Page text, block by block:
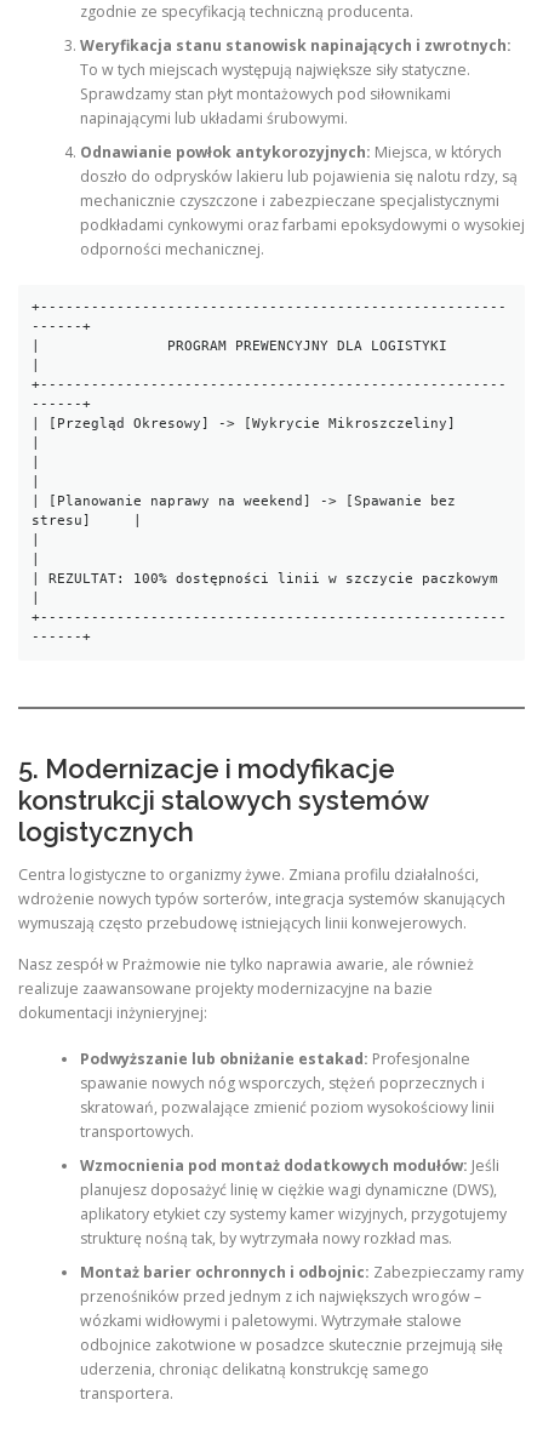
zgodnie ze specyfikacją techniczną producenta.
Weryfikacja stanu stanowisk napinających i zwrotnych:
To w tych miejscach występują największe siły statyczne.
Sprawdzamy stan płyt montażowych pod siłownikami
napinającymi lub układami śrubowymi.
Odnawianie powłok antykorozyjnych: Miejsca, w których
doszło do odprysków lakieru lub pojawienia się nalotu rdzy, są
mechanicznie czyszczone i zabezpieczane specjalistycznymi
podkładami cynkowymi oraz farbami epoksydowymi o wysokiej
odporności mechanicznej.
+-------------------------------------------------------
------+
|               PROGRAM PREWENCYJNY DLA LOGISTYKI
+-------------------------------------------------------
------+
| [Przegląd Okresowy] -> [Wykrycie Mikroszczeliny]
| [Planowanie naprawy na weekend] -> [Spawanie bez
stresu]     |
| REZULTAT: 100% dostępności linii w szczycie paczkowym
+-------------------------------------------------------
5. Modernizacje i modyfikacje
konstrukcji stalowych systemów
logistycznych
Centra logistyczne to organizmy żywe. Zmiana profilu działalności,
wdrożenie nowych typów sorterów, integracja systemów skanujących
wymuszają często przebudowę istniejących linii konwejerowych.
Nasz zespół w Prażmowie nie tylko naprawia awarie, ale również
realizuje zaawansowane projekty modernizacyjne na bazie
dokumentacji inżynieryjnej:
Podwyższanie lub obniżanie estakad: Profesjonalne
spawanie nowych nóg wsporczych, stężeń poprzecznych i
skratowań, pozwalające zmienić poziom wysokościowy linii
transportowych.
Wzmocnienia pod montaż dodatkowych modułów: Jeśli
planujesz doposażyć linię w ciężkie wagi dynamiczne (DWS),
aplikatory etykiet czy systemy kamer wizyjnych, przygotujemy
strukturę nośną tak, by wytrzymała nowy rozkład mas.
Montaż barier ochronnych i odbojnic: Zabezpieczamy ramy
przenośników przed jednym z ich największych wrogów –
wózkami widłowymi i paletowymi. Wytrzymałe stalowe
odbojnice zakotwione w posadzce skutecznie przejmują siłę
uderzenia, chroniąc delikatną konstrukcję samego
transportera.